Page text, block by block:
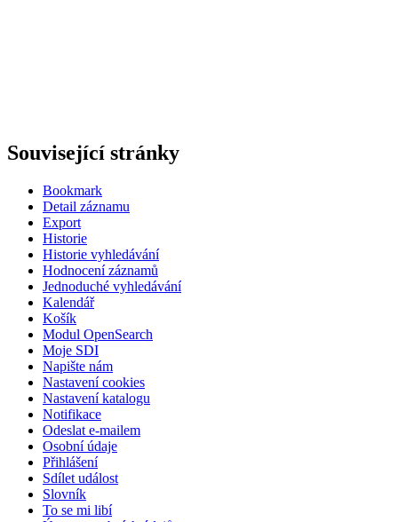
Související stránky
Bookmark
Detail záznamu
Export
Historie
Historie vyhledávání
Hodnocení záznamů
Jednoduché vyhledávání
Kalendář
Košík
Modul OpenSearch
Moje SDI
Napište nám
Nastavení cookies
Nastavení katalogu
Notifikace
Odeslat e-mailem
Osobní údaje
Přihlášení
Sdílet událost
Slovník
To se mi libí